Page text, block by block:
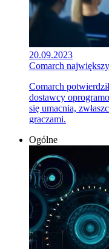
20.09.2023
Comarch
Comarch
dostawcy
się umacnia,
graczami.
Ogólne